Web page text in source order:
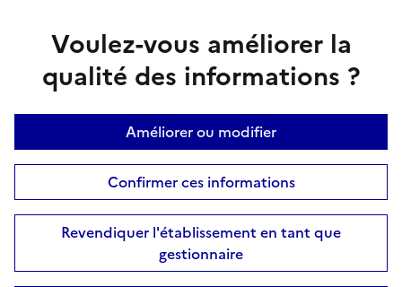
Voulez-vous améliorer la
qualité des informations ?
Améliorer ou modifier
Confirmer ces informations
Revendiquer l'établissement en tant que
gestionnaire